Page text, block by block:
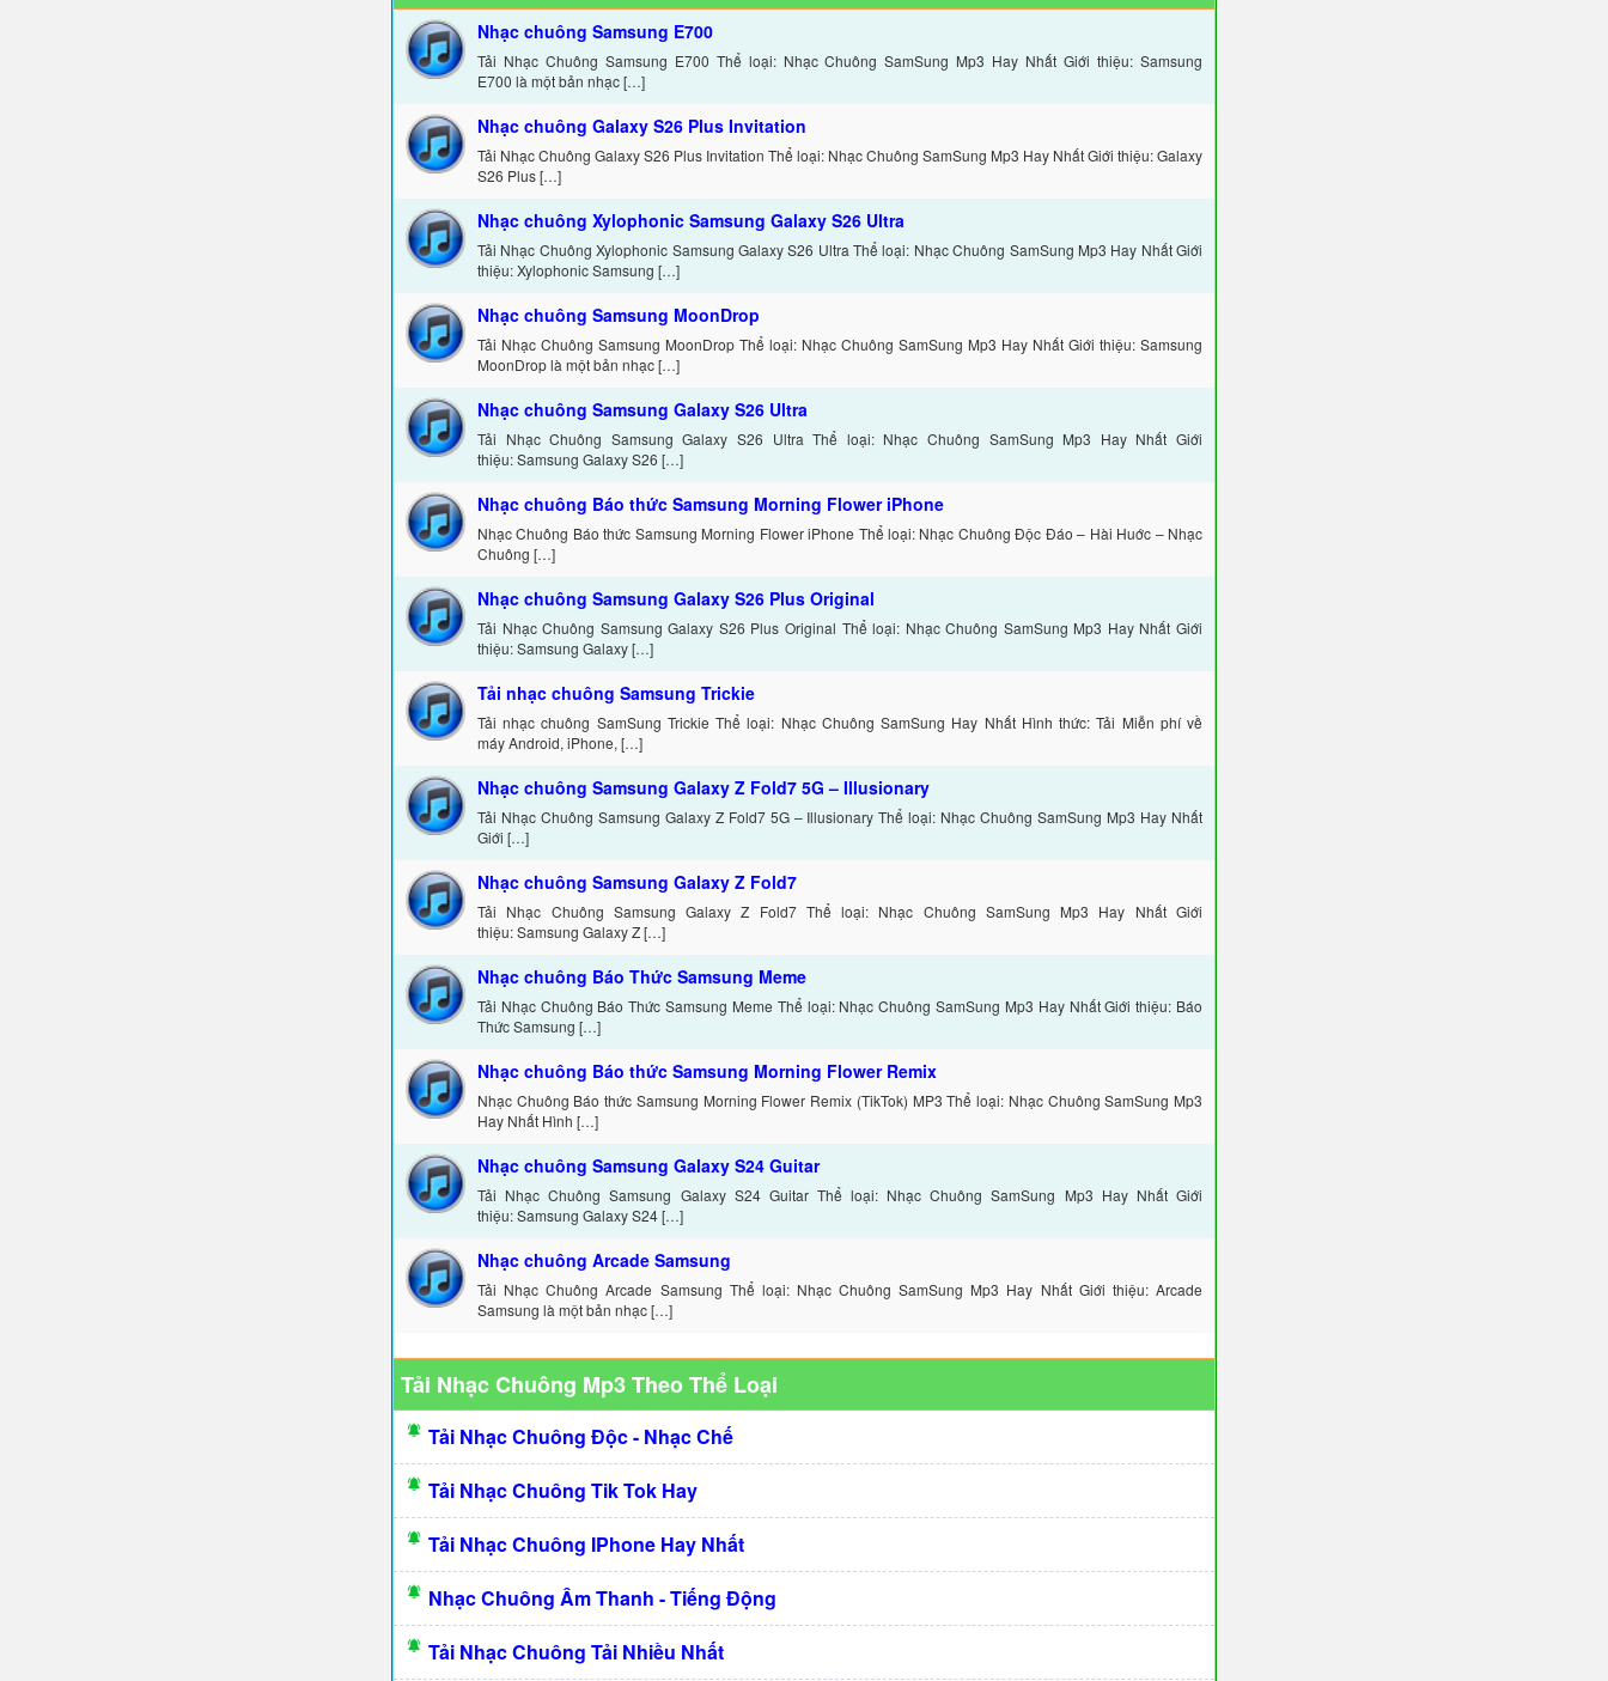
Nhạc chuông Samsung E700
Tải Nhạc Chuông Samsung E700 Thể loại: Nhạc Chuông SamSung Mp3 Hay Nhất Giới thiệu: Samsung
E700 là một bản nhạc […]
Nhạc chuông Galaxy S26 Plus Invitation
Tải Nhạc Chuông Galaxy S26 Plus Invitation Thể loại: Nhạc Chuông SamSung Mp3 Hay Nhất Giới thiệu: Galaxy
S26 Plus […]
Nhạc chuông Xylophonic Samsung Galaxy S26 Ultra
Tải Nhạc Chuông Xylophonic Samsung Galaxy S26 Ultra Thể loại: Nhạc Chuông SamSung Mp3 Hay Nhất Giới
thiệu: Xylophonic Samsung […]
Nhạc chuông Samsung MoonDrop
Tải Nhạc Chuông Samsung MoonDrop Thể loại: Nhạc Chuông SamSung Mp3 Hay Nhất Giới thiệu: Samsung
MoonDrop là một bản nhạc […]
Nhạc chuông Samsung Galaxy S26 Ultra
Tải Nhạc Chuông Samsung Galaxy S26 Ultra Thể loại: Nhạc Chuông SamSung Mp3 Hay Nhất Giới
thiệu: Samsung Galaxy S26 […]
Nhạc chuông Báo thức Samsung Morning Flower iPhone
Nhạc Chuông Báo thức Samsung Morning Flower iPhone Thể loại: Nhạc Chuông Độc Đáo – Hài Huớc – Nhạc
Chuông […]
Nhạc chuông Samsung Galaxy S26 Plus Original
Tải Nhạc Chuông Samsung Galaxy S26 Plus Original Thể loại: Nhạc Chuông SamSung Mp3 Hay Nhất Giới
thiệu: Samsung Galaxy […]
Tải nhạc chuông Samsung Trickie
Tải nhạc chuông SamSung Trickie Thể loại: Nhạc Chuông SamSung Hay Nhất Hình thức: Tải Miễn phí về
máy Android, iPhone, […]
Nhạc chuông Samsung Galaxy Z Fold7 5G – Illusionary
Tải Nhạc Chuông Samsung Galaxy Z Fold7 5G – Illusionary Thể loại: Nhạc Chuông SamSung Mp3 Hay Nhất
Giới […]
Nhạc chuông Samsung Galaxy Z Fold7
Tải Nhạc Chuông Samsung Galaxy Z Fold7 Thể loại: Nhạc Chuông SamSung Mp3 Hay Nhất Giới
thiệu: Samsung Galaxy Z […]
Nhạc chuông Báo Thức Samsung Meme
Tải Nhạc Chuông Báo Thức Samsung Meme Thể loại: Nhạc Chuông SamSung Mp3 Hay Nhất Giới thiệu: Báo
Thức Samsung […]
Nhạc chuông Báo thức Samsung Morning Flower Remix
Nhạc Chuông Báo thức Samsung Morning Flower Remix (TikTok) MP3 Thể loại: Nhạc Chuông SamSung Mp3
Hay Nhất Hình […]
Nhạc chuông Samsung Galaxy S24 Guitar
Tải Nhạc Chuông Samsung Galaxy S24 Guitar Thể loại: Nhạc Chuông SamSung Mp3 Hay Nhất Giới
thiệu: Samsung Galaxy S24 […]
Nhạc chuông Arcade Samsung
Tải Nhạc Chuông Arcade Samsung Thể loại: Nhạc Chuông SamSung Mp3 Hay Nhất Giới thiệu: Arcade
Samsung là một bản nhạc […]
Tải Nhạc Chuông Mp3 Theo Thể Loại
Tải Nhạc Chuông Độc - Nhạc Chế
Tải Nhạc Chuông Tik Tok Hay
Tải Nhạc Chuông IPhone Hay Nhất
Nhạc Chuông Âm Thanh - Tiếng Động
Tải Nhạc Chuông Tải Nhiều Nhất